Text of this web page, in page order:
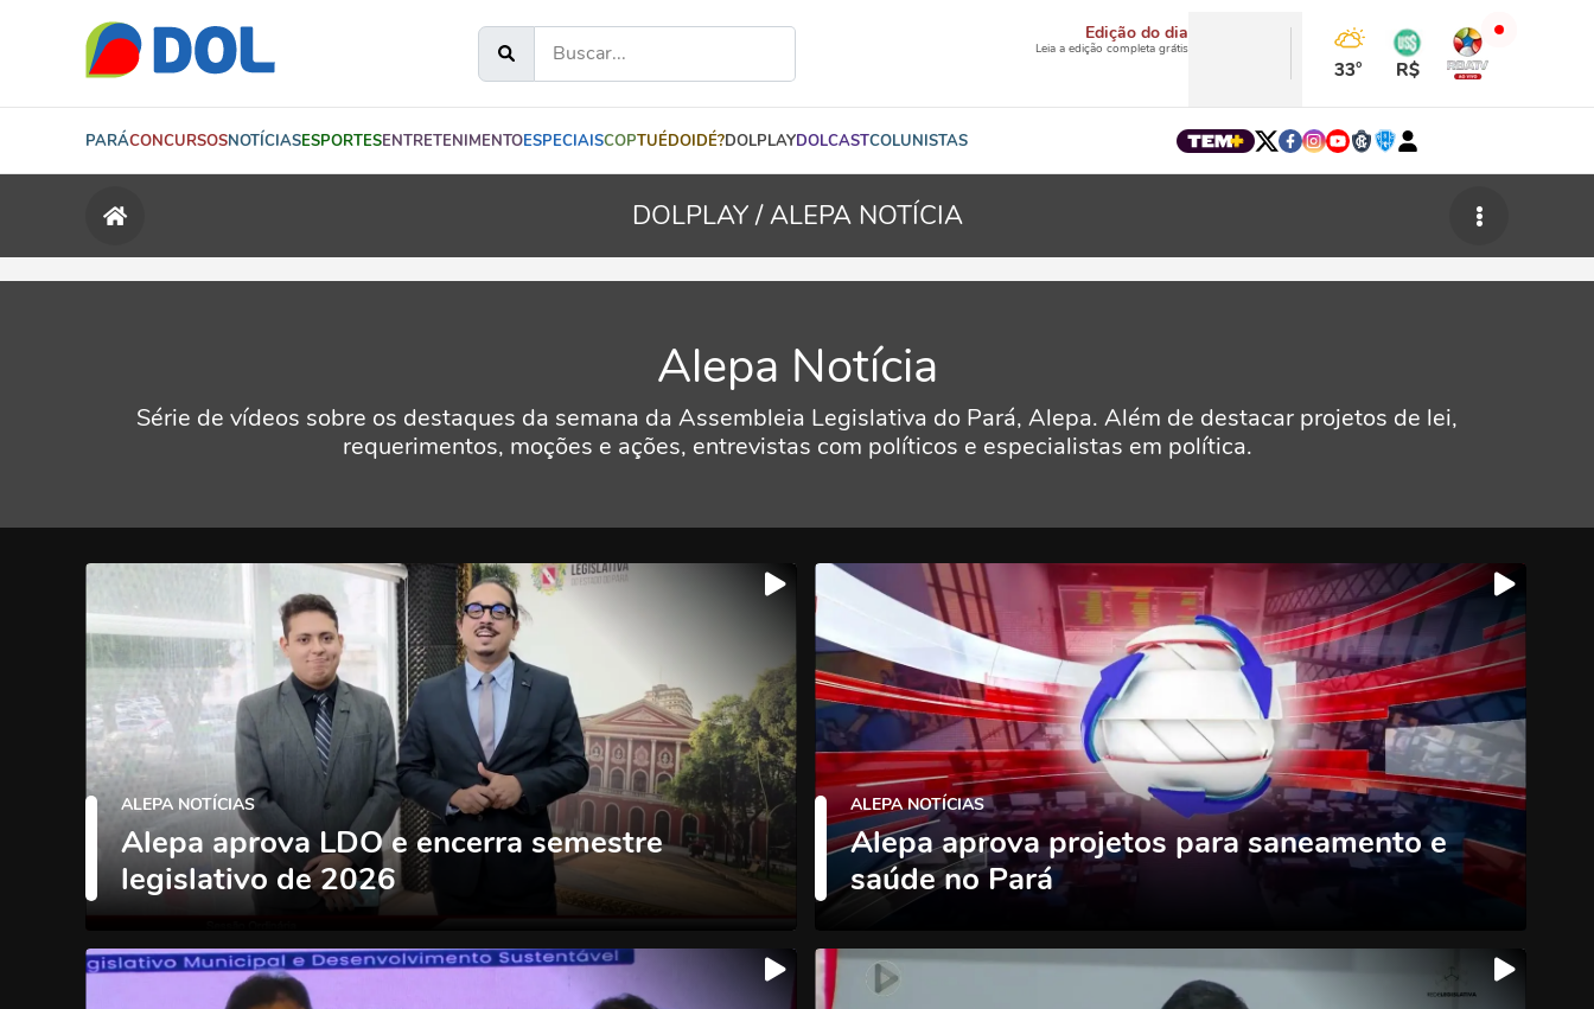
Edição do dia
Leia a edição completa grátis
33° R$
PARÁCONCURSOSNOTÍCIASESPORTESENTRETENIMENTOESPECIAISCOPTUÉDOIDÉ?DOLPLAYDOLCASTCOLUNISTAS
DOLPLAY /ALEPA NOTÍCIA
Alepa Notícia
Série de vídeos sobre os destaques da semana da Assembleia Legislativa do Pará, Alepa. Além de destacar projetos de lei,
requerimentos, moções e ações, entrevistas com políticos e especialistas em política.
ALEPA NOTÍCIAS
Alepa aprova LDO e encerra semestre
legislativo de 2026
ALEPA NOTÍCIAS
Alepa aprova projetos para saneamento e
saúde no Pará